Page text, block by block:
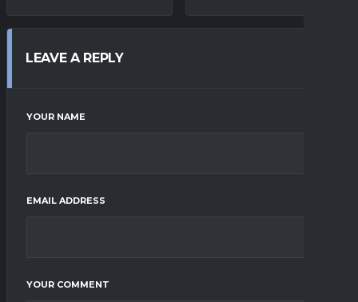
LEAVE A REPLY
YOUR NAME
EMAIL ADDRESS
YOUR COMMENT